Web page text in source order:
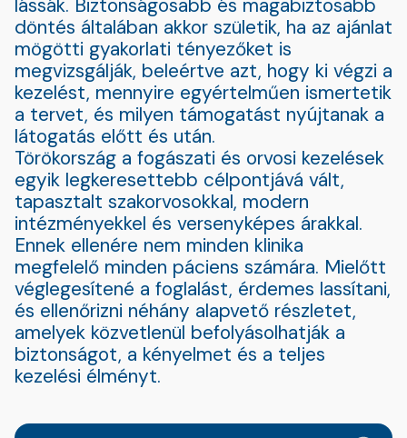
lássák. Biztonságosabb és magabiztosabb
döntés általában akkor születik, ha az ajánlat
mögötti gyakorlati tényezőket is
megvizsgálják, beleértve azt, hogy ki végzi a
kezelést, mennyire egyértelműen ismertetik
a tervet, és milyen támogatást nyújtanak a
látogatás előtt és után.
Törökország a fogászati és orvosi kezelések
egyik legkeresettebb célpontjává vált,
tapasztalt szakorvosokkal, modern
intézményekkel és versenyképes árakkal.
Ennek ellenére nem minden klinika
megfelelő minden páciens számára. Mielőtt
véglegesítené a foglalást, érdemes lassítani,
és ellenőrizni néhány alapvető részletet,
amelyek közvetlenül befolyásolhatják a
biztonságot, a kényelmet és a teljes
kezelési élményt.